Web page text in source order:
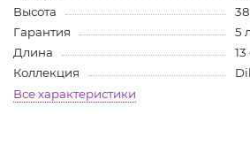
Высота
Гарантия
5
Длина
Коллекция
Все характеристики